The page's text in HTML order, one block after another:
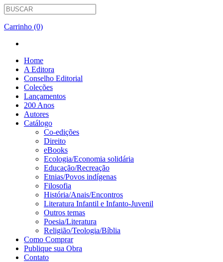
Carrinho (0)
Home
A Editora
Conselho Editorial
Coleções
Lançamentos
200 Anos
Autores
Catálogo
Co-edições
Direito
eBooks
Ecologia/Economia solidária
Educação/Recreação
Etnias/Povos indígenas
Filosofia
História/Anais/Encontros
Literatura Infantil e Infanto-Juvenil
Outros temas
Poesia/Literatura
Religião/Teologia/Bíblia
Como Comprar
Publique sua Obra
Contato